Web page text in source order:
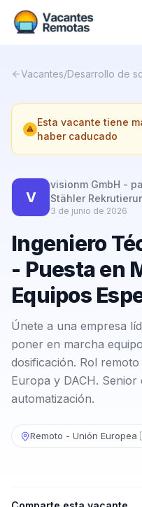
Nosotros
Contacto
Calculadora Freelance
Vacantes/Desarrollo de
Esta vacante tiene
haber caducado
V
visionm GmbH -
Stähler
3 de junio de 2026
Ingeniero
- Puesta en
Equipos
Únete a una empresa
poner en marcha
dosificación. Rol
Europa y DACH.
automatización.
Remoto - Unión